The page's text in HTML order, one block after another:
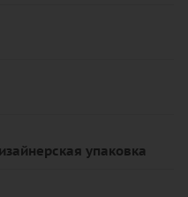
упаковка